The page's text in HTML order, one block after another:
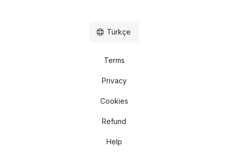
Terms
Privacy
Cookies
Refund
Help
Türkçe